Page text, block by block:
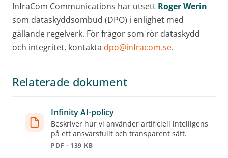
InfraCom Communications har utsett Roger Werin
som dataskyddsombud (DPO) i enlighet med
gällande regelverk. För frågor som rör dataskydd
och integritet, kontakta dpo@infracom.se.
Relaterade dokument
Infinity AI-policy
Beskriver hur vi använder artificiell intelligens
på ett ansvarsfullt och transparent sätt.
PDF · 139 KB